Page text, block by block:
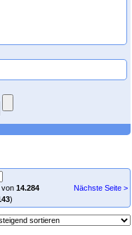
14.284
)
Nächste Seite >